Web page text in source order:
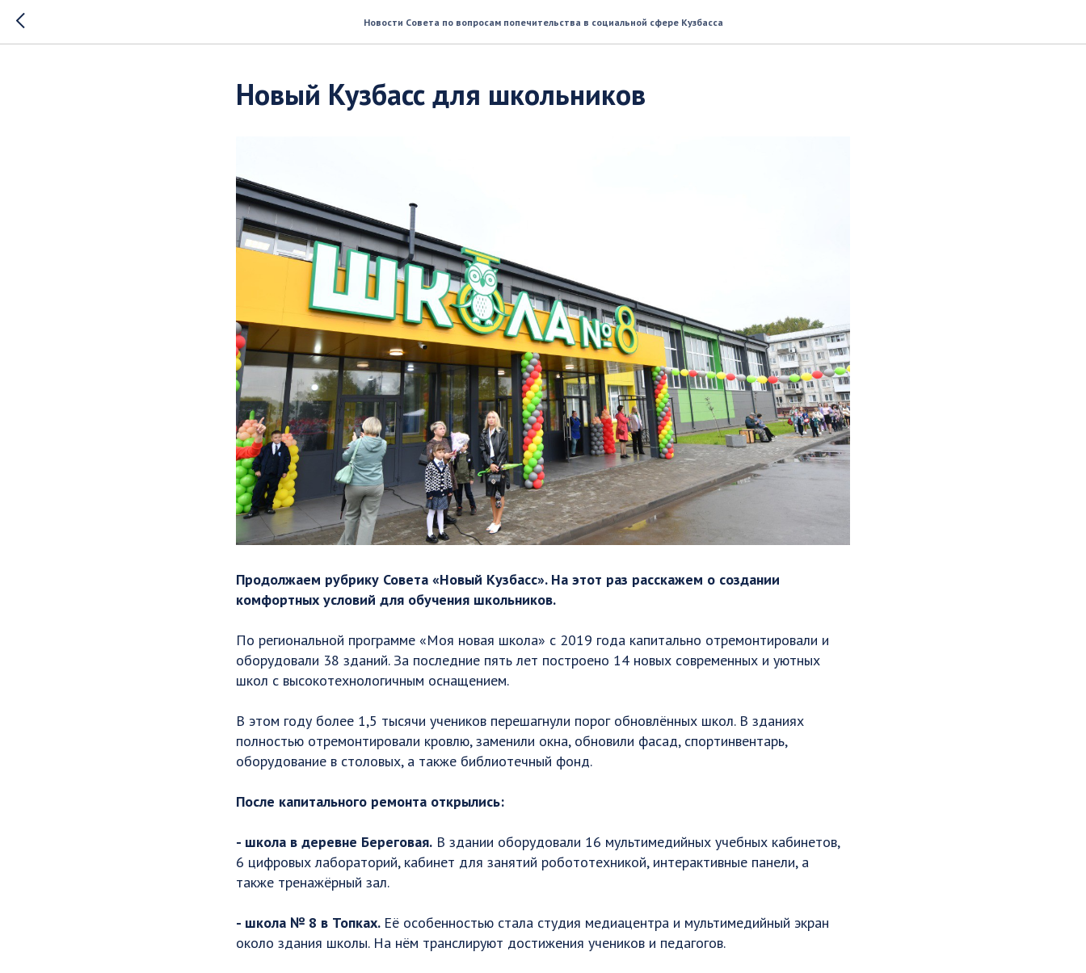
Новости Совета по вопросам попечительства в социальной сфере Кузбасса
Новый Кузбасс для школьников
Продолжаем рубрику Совета «Новый Кузбасс». На этот раз расскажем о создании
комфортных условий для обучения школьников.
По региональной программе «Моя новая школа» с 2019 года капитально отремонтировали и
оборудовали 38 зданий. За последние пять лет построено 14 новых современных и уютных
школ с высокотехнологичным оснащением.
В этом году более 1,5 тысячи учеников перешагнули порог обновлённых школ. В зданиях
полностью отремонтировали кровлю, заменили окна, обновили фасад, спортинвентарь,
оборудование в столовых, а также библиотечный фонд.
После капитального ремонта открылись:
- школа в деревне Береговая. В здании оборудовали 16 мультимедийных учебных кабинетов,
6 цифровых лабораторий, кабинет для занятий робототехникой, интерактивные панели, а
также тренажёрный зал.
- школа № 8 в Топках. Её особенностью стала студия медиацентра и мультимедийный экран
около здания школы. На нём транслируют достижения учеников и педагогов.